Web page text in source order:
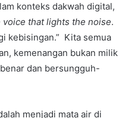
konteks dakwah digital,
voice that lights the noise.
kebisingan.” Kita semua
kemenangan bukan milik
dan bersungguh-
menjadi mata air di